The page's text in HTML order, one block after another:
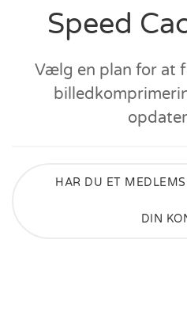
Speed
Vælg en plan for at
HAR DU ET
DIN